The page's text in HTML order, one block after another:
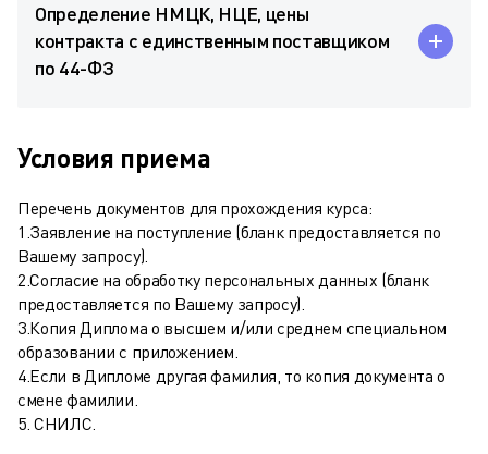
Определение НМЦК, НЦЕ, цены
контракта с единственным поставщиком
по 44-ФЗ
Условия приема
Перечень документов для прохождения курса:
1.Заявление на поступление (бланк предоставляется по
Вашему запросу).
2.Согласие на обработку персональных данных (бланк
предоставляется по Вашему запросу).
3.Копия Диплома о высшем и/или среднем специальном
образовании с приложением.
4.Если в Дипломе другая фамилия, то копия документа о
смене фамилии.
5. СНИЛС.